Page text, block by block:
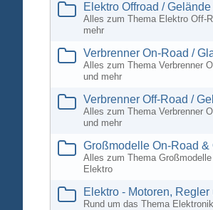
Elektro Offroad / Gelände
Alles zum Thema Elektro Off-
mehr
Verbrenner On-Road /
Alles zum Thema Verbrenner
und mehr
Verbrenner Off-Road /
Alles zum Thema Verbrenner
und mehr
Großmodelle On-Road &
Alles zum Thema
Elektro
Elektro - Motoren,
Rund um das Thema